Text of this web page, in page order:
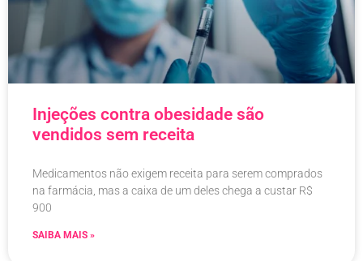
Injeções contra obesidade são
vendidos sem receita
Medicamentos não exigem receita para serem comprados
na farmácia, mas a caixa de um deles chega a custar R$
900
SAIBA MAIS »